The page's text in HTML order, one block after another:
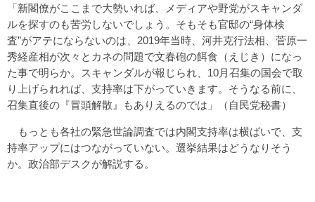
「新閣僚がここまで大勢いれば、メディアや野党がスキャンダ
ルを探すのも苦労しないでしょう。そもそも官邸の“身体検
査”がアテにならないのは、2019年当時、河井克行法相、菅原一
秀経産相が次々とカネの問題で文春砲の餌食（えじき）になっ
た事で明らか。スキャンダルが報じられ、10月召集の国会で取
り上げられれば、支持率は下がっていきます。そうなる前に、
召集直後の『冒頭解散』もありえるのでは」（自民党秘書）
もっとも各社の緊急世論調査では内閣支持率は横ばいで、支
持率アップにはつながっていない。選挙結果はどうなりそう
か。政治部デスクが解説する。